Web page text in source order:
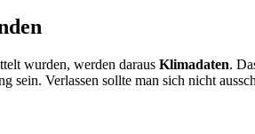
wurden, werden daraus Klimadaten.
Verlassen sollte man sich nicht